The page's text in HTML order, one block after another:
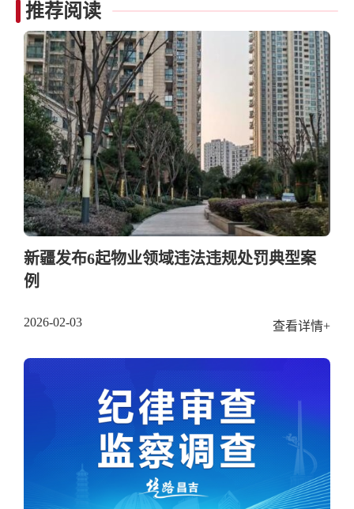
推荐阅读
新疆发布6起物业领域违法违规处罚典型案
例
2026-02-03 查看详情+